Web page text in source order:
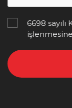
6698
işlenmesine